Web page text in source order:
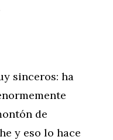
sinceros: ha
de
y eso lo hace